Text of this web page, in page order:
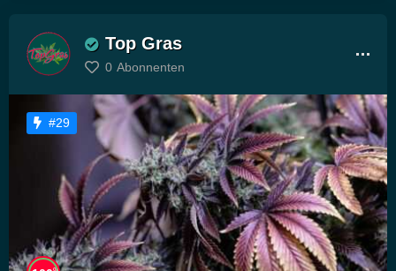
Top Gras
0 Abonnenten
#29